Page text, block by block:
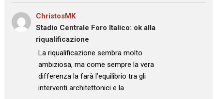
ChristosMKsu
Stadio Centrale Foro Italico: ok alla
riqualificazione
: “La riqualificazione sembra molto
ambiziosa, ma come sempre la vera
differenza la farà l’equilibrio tra gli
interventi architettonici e la…
”